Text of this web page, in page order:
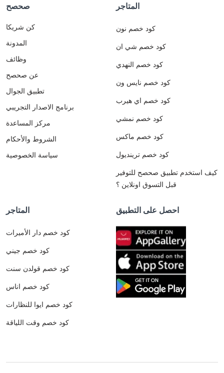
صحصح
كن شريكا
المدونة
وظائف
عن صحصح
تطبيق الجوال
برنامج الاصدار التجريبي
مركز المساعدة
الشروط والأحكام
سياسة الخصوصية
المتاجر
كود خصم نون
كود خصم شي ان
كود خصم النهدي
كود خصم نايس ون
كود خصم اي هيرب
كود خصم نمشي
كود خصم ماكس
كود خصم ترينديول
كيف استخدم تطبيق صحصح للتوفير
قبل التسوق اونلاين ؟
المتاجر
كود خصم دار الأميرات
كود خصم جيني
كود خصم قولدن سنت
كود خصم اناس
كود خصم ايوا للنظارات
كود خصم وقت اللياقة
احصل على التطبيق